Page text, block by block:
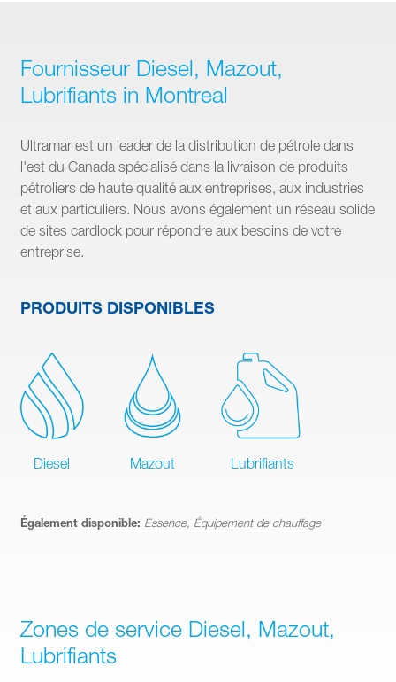
Fournisseur Diesel, Mazout,
Lubrifiants in Montreal
Ultramar est un leader de la distribution de pétrole dans
l'est du Canada spécialisé dans la livraison de produits
pétroliers de haute qualité aux entreprises, aux industries
et aux particuliers. Nous avons également un réseau solide
de sites cardlock pour répondre aux besoins de votre
entreprise.
PRODUITS DISPONIBLES
Diesel Mazout Lubrifiants
Également disponible: Essence, Équipement de chauffage
Zones de service Diesel, Mazout,
Lubrifiants